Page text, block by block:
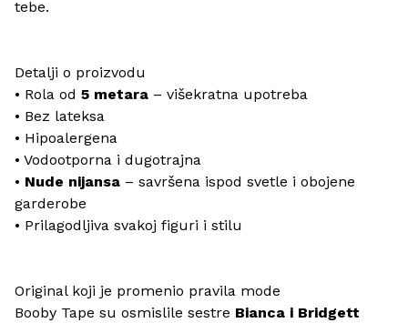
tebe.
Detalji o proizvodu
• Rola od 5 metara – višekratna upotreba
• Bez lateksa
• Hipoalergena
• Vodootporna i dugotrajna
• Nude nijansa – savršena ispod svetle i obojene
garderobe
• Prilagodljiva svakoj figuri i stilu
Original koji je promenio pravila mode
Booby Tape su osmislile sestre Bianca i Bridgett